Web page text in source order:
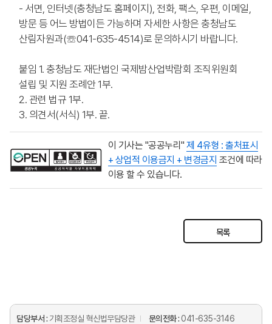
- 서면, 인터넷(충청남도 홈페이지), 전화, 팩스, 우편, 이메일,
방문 등 어느 방법이든 가능하며 자세한 사항은 충청남도
산림자원과(☏041-635-4514)로 문의하시기 바랍니다.
붙임 1. 충청남도 재단법인 국제밤산업박람회 조직위원회
설립 및 지원 조례안 1부.
2. 관련 법규 1부.
3. 의견서(서식) 1부. 끝.
이 기사는 "공공누리"제 4유형 : 출처표시
+ 상업적 이용금지 + 변경금지 조건에 따라
이용 할 수 있습니다.
목록
담당부서 : 기획조정실 혁신법무담당관 문의전화 : 041-635-3146